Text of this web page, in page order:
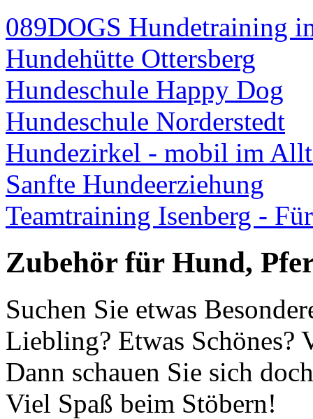
089DOGS Hundetraining
Hundehütte Ottersberg
Hundeschule Happy Dog
Hundeschule Norderstedt
Hundezirkel - mobil im
Sanfte Hundeerziehung
Teamtraining Isenberg -
Zubehör für Hund,
Suchen Sie etwas
Liebling? Etwas Schönes?
Dann schauen Sie sich
Viel Spaß beim Stöbern!